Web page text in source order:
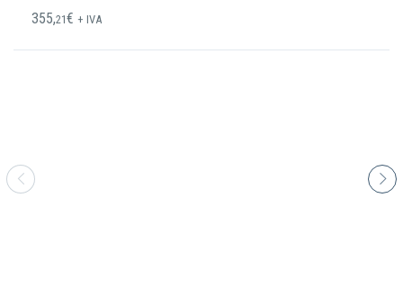
355,21€ + IVA